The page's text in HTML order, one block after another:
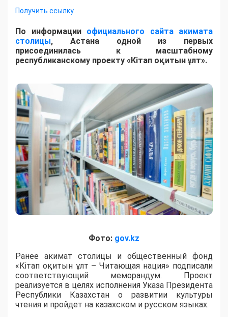
Получить ссылку
По информации официального сайта акимата
столицы, Астана одной из первых
присоединилась к масштабному
республиканскому проекту «Кітап оқитын ұлт».
Фото: gov.kz
Ранее акимат столицы и общественный фонд
«Кітап оқитын ұлт – Читающая нация» подписали
соответствующий меморандум. Проект
реализуется в целях исполнения Указа Президента
Республики Казахстан о развитии культуры
чтения и пройдет на казахском и русском языках.